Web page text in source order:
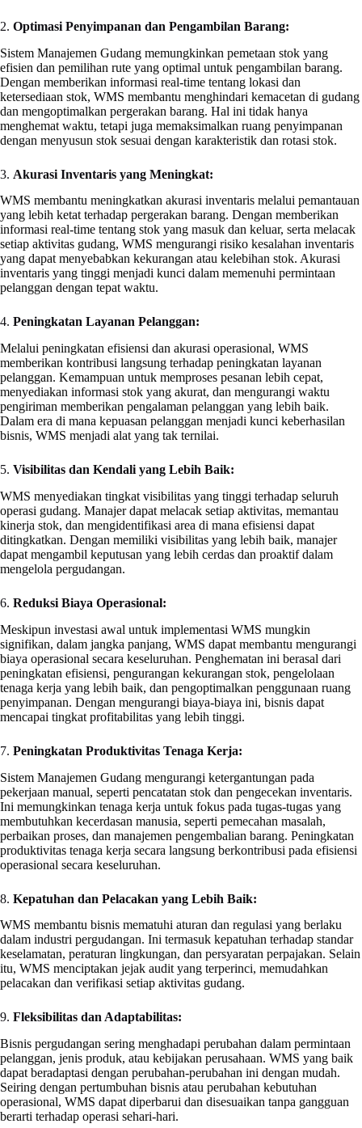
2. Optimasi Penyimpanan dan Pengambilan Barang:
Sistem Manajemen Gudang memungkinkan pemetaan stok yang
efisien dan pemilihan rute yang optimal untuk pengambilan barang.
Dengan memberikan informasi real-time tentang lokasi dan
ketersediaan stok, WMS membantu menghindari kemacetan di gudang
dan mengoptimalkan pergerakan barang. Hal ini tidak hanya
menghemat waktu, tetapi juga memaksimalkan ruang penyimpanan
dengan menyusun stok sesuai dengan karakteristik dan rotasi stok.
3. Akurasi Inventaris yang Meningkat:
WMS membantu meningkatkan akurasi inventaris melalui pemantauan
yang lebih ketat terhadap pergerakan barang. Dengan memberikan
informasi real-time tentang stok yang masuk dan keluar, serta melacak
setiap aktivitas gudang, WMS mengurangi risiko kesalahan inventaris
yang dapat menyebabkan kekurangan atau kelebihan stok. Akurasi
inventaris yang tinggi menjadi kunci dalam memenuhi permintaan
pelanggan dengan tepat waktu.
4. Peningkatan Layanan Pelanggan:
Melalui peningkatan efisiensi dan akurasi operasional, WMS
memberikan kontribusi langsung terhadap peningkatan layanan
pelanggan. Kemampuan untuk memproses pesanan lebih cepat,
menyediakan informasi stok yang akurat, dan mengurangi waktu
pengiriman memberikan pengalaman pelanggan yang lebih baik.
Dalam era di mana kepuasan pelanggan menjadi kunci keberhasilan
bisnis, WMS menjadi alat yang tak ternilai.
5. Visibilitas dan Kendali yang Lebih Baik:
WMS menyediakan tingkat visibilitas yang tinggi terhadap seluruh
operasi gudang. Manajer dapat melacak setiap aktivitas, memantau
kinerja stok, dan mengidentifikasi area di mana efisiensi dapat
ditingkatkan. Dengan memiliki visibilitas yang lebih baik, manajer
dapat mengambil keputusan yang lebih cerdas dan proaktif dalam
mengelola pergudangan.
6. Reduksi Biaya Operasional:
Meskipun investasi awal untuk implementasi WMS mungkin
signifikan, dalam jangka panjang, WMS dapat membantu mengurangi
biaya operasional secara keseluruhan. Penghematan ini berasal dari
peningkatan efisiensi, pengurangan kekurangan stok, pengelolaan
tenaga kerja yang lebih baik, dan pengoptimalkan penggunaan ruang
penyimpanan. Dengan mengurangi biaya-biaya ini, bisnis dapat
mencapai tingkat profitabilitas yang lebih tinggi.
7. Peningkatan Produktivitas Tenaga Kerja:
Sistem Manajemen Gudang mengurangi ketergantungan pada
pekerjaan manual, seperti pencatatan stok dan pengecekan inventaris.
Ini memungkinkan tenaga kerja untuk fokus pada tugas-tugas yang
membutuhkan kecerdasan manusia, seperti pemecahan masalah,
perbaikan proses, dan manajemen pengembalian barang. Peningkatan
produktivitas tenaga kerja secara langsung berkontribusi pada efisiensi
operasional secara keseluruhan.
8. Kepatuhan dan Pelacakan yang Lebih Baik:
WMS membantu bisnis mematuhi aturan dan regulasi yang berlaku
dalam industri pergudangan. Ini termasuk kepatuhan terhadap standar
keselamatan, peraturan lingkungan, dan persyaratan perpajakan. Selain
itu, WMS menciptakan jejak audit yang terperinci, memudahkan
pelacakan dan verifikasi setiap aktivitas gudang.
9. Fleksibilitas dan Adaptabilitas:
Bisnis pergudangan sering menghadapi perubahan dalam permintaan
pelanggan, jenis produk, atau kebijakan perusahaan. WMS yang baik
dapat beradaptasi dengan perubahan-perubahan ini dengan mudah.
Seiring dengan pertumbuhan bisnis atau perubahan kebutuhan
operasional, WMS dapat diperbarui dan disesuaikan tanpa gangguan
berarti terhadap operasi sehari-hari.